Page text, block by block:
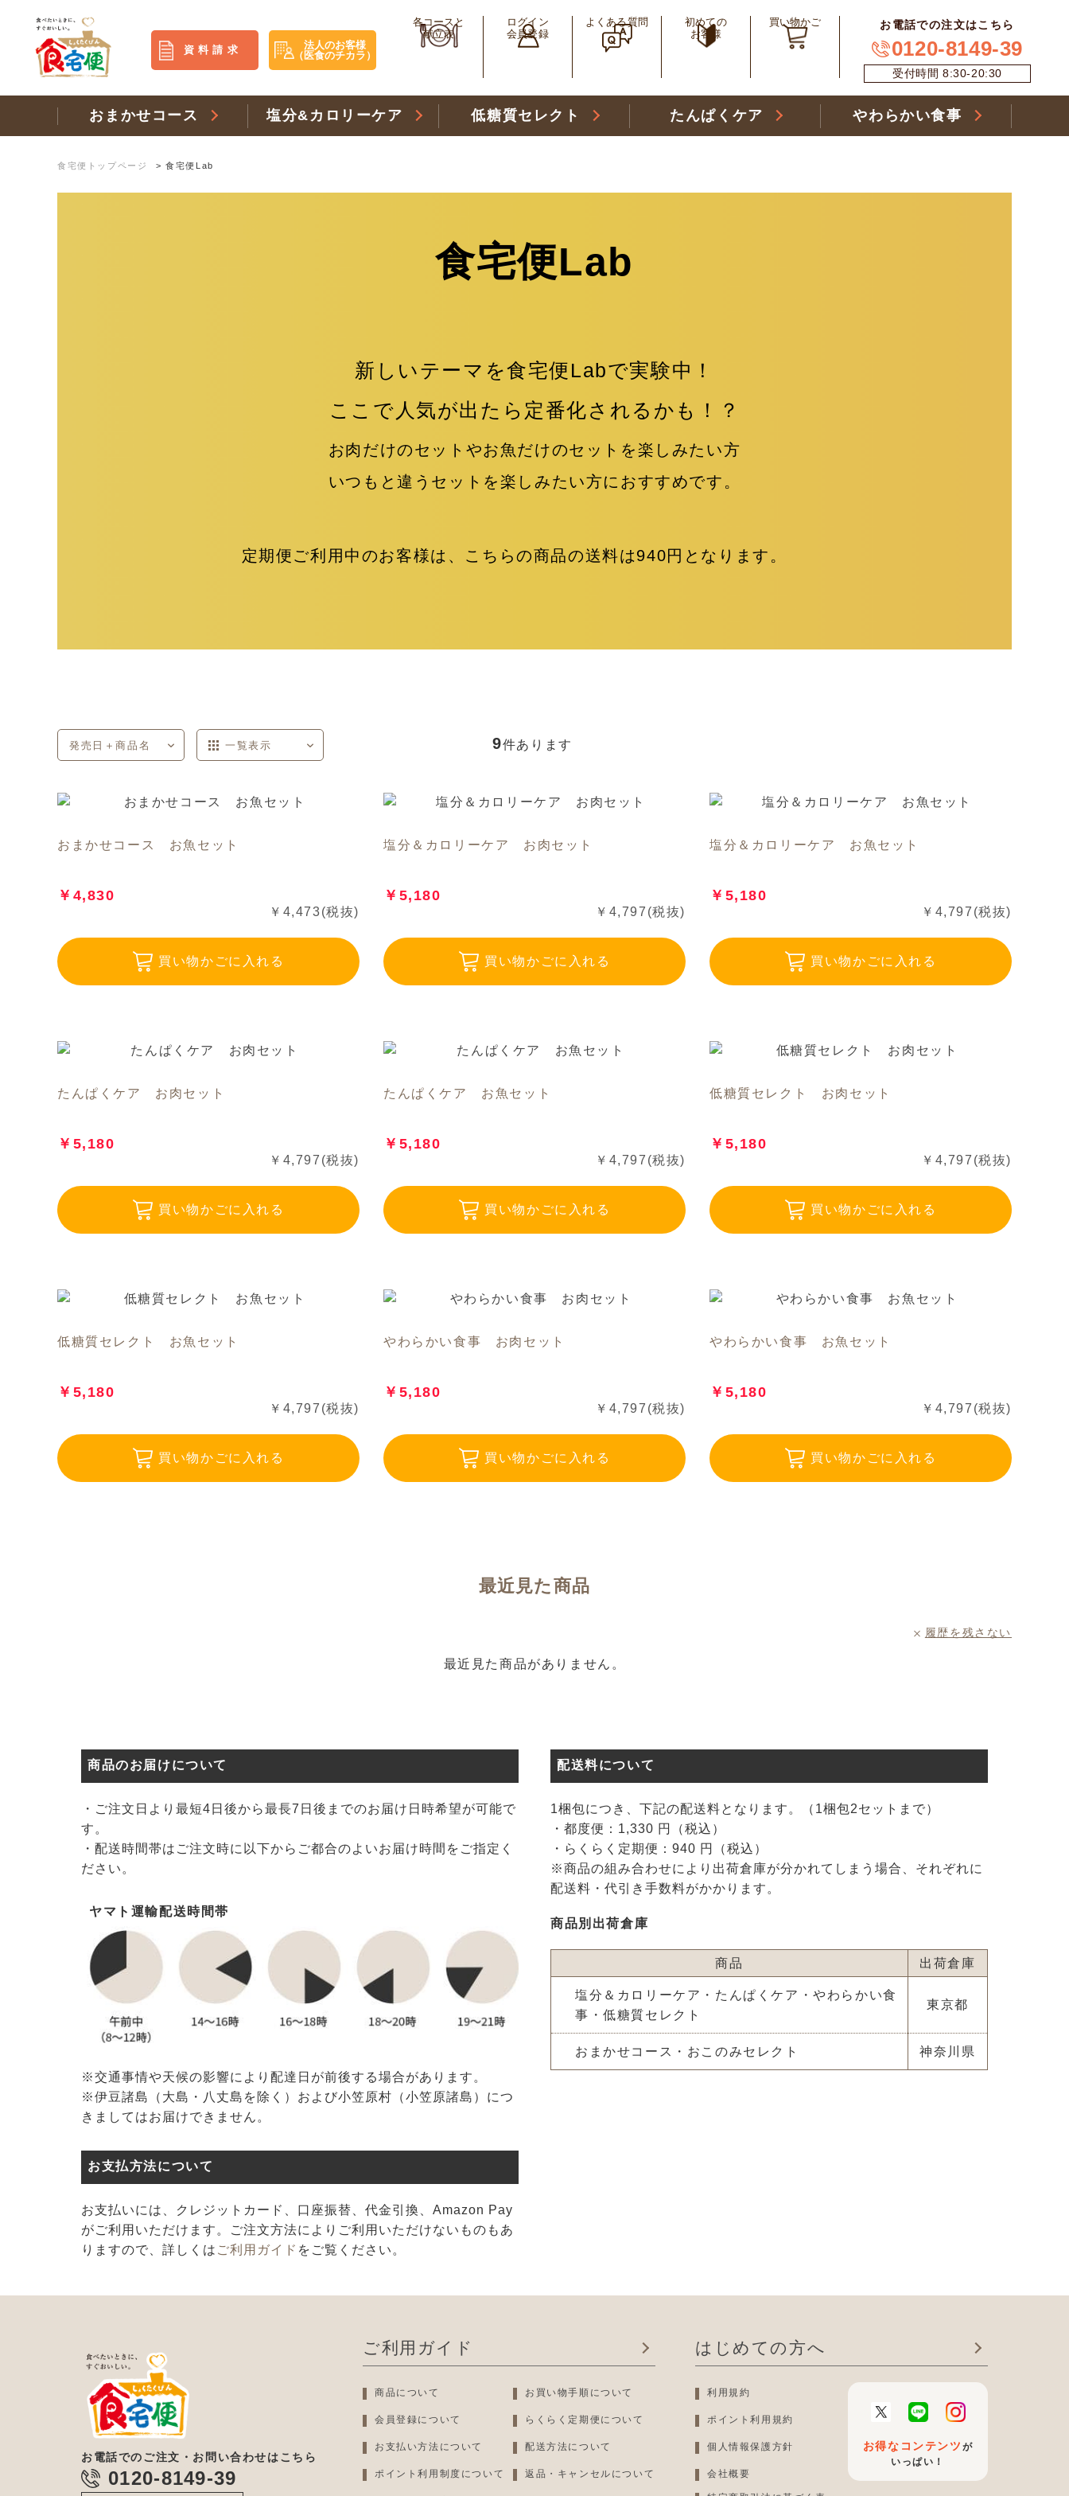
資料請求
法人のお客様
（医食のチカラ）
各コースと
献立表
ログイン
会員登録
よくある質問
初めての
お客様
買い物かご お電話での注文はこちら
0120-8149-39
受付時間 8:30-20:30
おまかせコース 塩分&カロリーケア 低糖質セレクト たんぱくケア やわらかい食事
食宅便トップページ >食宅便Lab
食宅便Lab
新しいテーマを食宅便Labで実験中！
ここで人気が出たら定番化されるかも！？
お肉だけのセットやお魚だけのセットを楽しみたい方
いつもと違うセットを楽しみたい方におすすめです。
定期便ご利用中のお客様は、こちらの商品の送料は940円となります。
発売日＋商品名 一覧表示 9件あります
おまかせコース お魚セット
￥4,830
￥4,473(税抜)
買い物かごに入れる
塩分＆カロリーケア お肉セット
￥5,180
￥4,797(税抜)
買い物かごに入れる
塩分＆カロリーケア お魚セット
￥5,180
￥4,797(税抜)
買い物かごに入れる
たんぱくケア お肉セット
￥5,180
￥4,797(税抜)
買い物かごに入れる
たんぱくケア お魚セット
￥5,180
￥4,797(税抜)
買い物かごに入れる
低糖質セレクト お肉セット
￥5,180
￥4,797(税抜)
買い物かごに入れる
低糖質セレクト お魚セット
￥5,180
￥4,797(税抜)
買い物かごに入れる
やわらかい食事 お肉セット
￥5,180
￥4,797(税抜)
買い物かごに入れる
やわらかい食事 お魚セット
￥5,180
￥4,797(税抜)
買い物かごに入れる
最近見た商品
最近見た商品がありません。
履歴を残さない
商品のお届けについて
・ご注文日より最短4日後から最長7日後までのお届け日時希望が可能で
す。
・配送時間帯はご注文時に以下からご都合のよいお届け時間をご指定く
ださい。
ヤマト運輸配送時間帯
※交通事情や天候の影響により配達日が前後する場合があります。
※伊豆諸島（大島・八丈島を除く）および小笠原村（小笠原諸島）につ
きましてはお届けできません。
お支払方法について
お支払いには、クレジットカード、口座振替、代金引換、Amazon Pay
がご利用いただけます。ご注文方法によりご利用いただけないものもあ
りますので、詳しくは ご利用ガイド をご覧ください。
配送料について
1梱包につき、下記の配送料となります。（1梱包2セットまで）
・都度便：1,330 円（税込）
・らくらく定期便：940 円（税込）
※商品の組み合わせにより出荷倉庫が分かれてしまう場合、それぞれに
配送料・代引き手数料がかかります。
商品別出荷倉庫
商品 出荷倉庫
塩分＆カロリーケア・たんぱくケア・やわらかい食
事・低糖質セレクト
東京都
おまかせコース・おこのみセレクト 神奈川県
お電話でのご注文・お問い合わせはこちら
0120-8149-39
ご利用ガイド
商品について お買い物手順について
会員登録について らくらく定期便について
お支払い方法について 配送方法について
ポイント利用制度について 返品・キャンセルについて
はじめての方へ
利用規約
ポイント利用規約
個人情報保護方針
会社概要
お得なコンテンツ が
いっぱい！